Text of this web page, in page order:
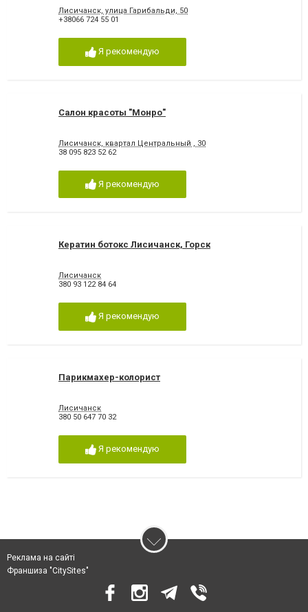
Лисичанск, улица Гарибальди, 50
+38066 724 55 01
Я рекомендую
Салон красоты "Монро"
Лисичанск, квартал Центральный , 30
38 095 823 52 62
Я рекомендую
Кератин ботокс Лисичанск, Горск
Лисичанск
380 93 122 84 64
Я рекомендую
Парикмахер-колорист
Лисичанск
380 50 647 70 32
Я рекомендую
Реклама на сайті
Франшиза "CitySites"